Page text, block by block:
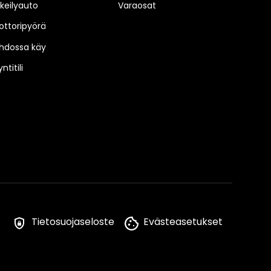
käy
Varaosat
Tietosuojaseloste Evästeasetukset